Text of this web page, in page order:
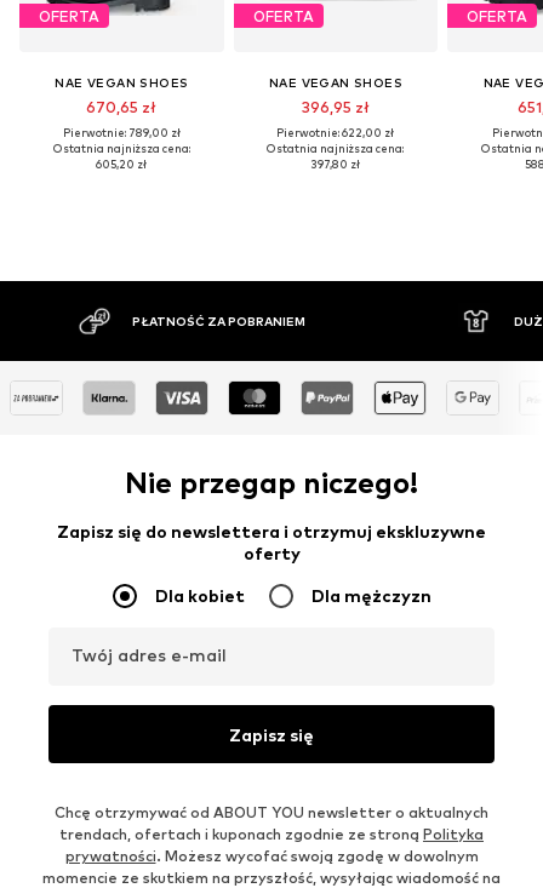
OFERTA
NAE VEGAN SHOES
670,65 zł
Pierwotnie: 789,00 zł
Ostatnia najniższa cena:
605,20 zł
OFERTA
NAE VEGAN SHOES
396,95 zł
Pierwotnie: 622,00 zł
Ostatnia najniższa cena:
397,80 zł
OFERTA
NAE
Ostatnia
PŁATNOŚĆ ZA POBRANIEM
Nie przegap niczego!
Zapisz się do newslettera i otrzymuj ekskluzywne
oferty
Dla kobiet Dla mężczyzn
Twój adres e-mail
Zapisz się
Chcę otrzymywać od ABOUT YOU newsletter o aktualnych
trendach, ofertach i kuponach zgodnie ze stroną Polityka
prywatności. Możesz wycofać swoją zgodę w dowolnym
momencie ze skutkiem na przyszłość, wysyłając wiadomość na